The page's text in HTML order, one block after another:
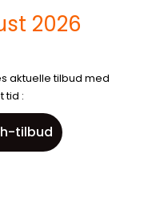
2026
aktuelle tilbud med
tid :
tilbud